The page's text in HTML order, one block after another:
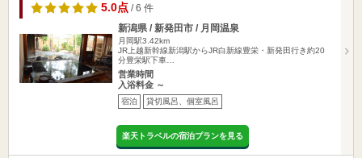
5.0点 / 6 件
新潟県 / 新発田市 / 月岡温泉
月岡駅3.42km
JR上越新幹線新潟駅からJR白新線豊栄・新発田行き約20
分豊栄駅下車…
営業時間
入浴料金 ～
宿泊 貸切風呂、個室風呂
楽天トラベルの宿泊プランを見る